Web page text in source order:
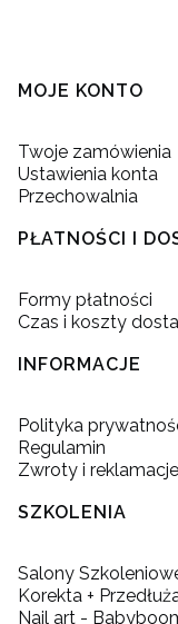
Linki w stopce
MOJE KONTO
Twoje zamówienia
Ustawienia konta
Przechowalnia
PŁATNOŚCI I
Formy płatności
Czas i koszty
INFORMACJE
Polityka
Regulamin
Zwroty i reklamacje
SZKOLENIA
Salony
Korekta +
Nail art -